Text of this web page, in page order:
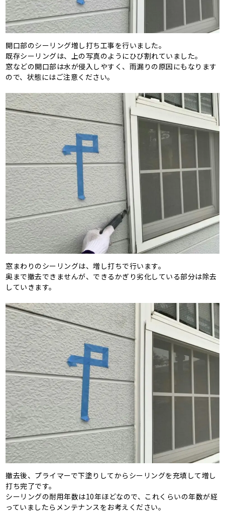
開口部のシーリング増し打ち工事を行いました。
既存シーリングは、上の写真のようにひび割れていました。
窓などの開口部は水が侵入しやすく、雨漏りの原因にもなります
ので、状態にはご注意ください。
窓まわりのシーリングは、増し打ちで行います。
奥まで撤去できませんが、できるかぎり劣化している部分は除去
していきます。
撤去後、プライマーで下塗りしてからシーリングを充填して増し
打ち完了です。
シーリングの耐用年数は10年ほどなので、これくらいの年数が経
っていましたらメンテナンスをお考えください。